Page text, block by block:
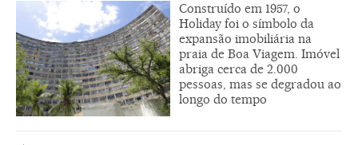
Construído em 1957, o
Holiday foi o símbolo da
expansão imobiliária na
praia de Boa Viagem. Imóvel
abriga cerca de 2.000
pessoas, mas se degradou ao
longo do tempo